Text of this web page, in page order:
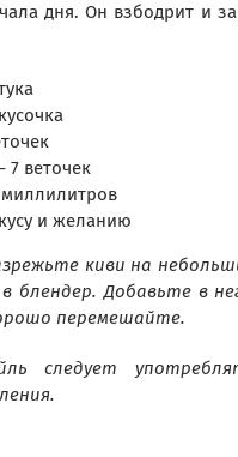
дня. Он взбодрит и
7 веточек
и желанию
киви на
блендер. Добавьте в
перемешайте.
следует